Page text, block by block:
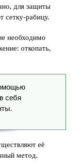
для защиты
сетку-рабицу.
необходимо
откопать,
себя
её
метод.